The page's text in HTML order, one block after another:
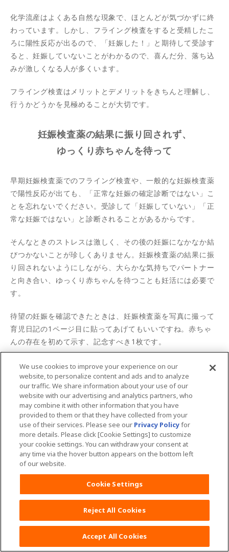
化学流産はよくある自然な現象で、ほとんどが気づかずに終
わっています。しかし、フライング検査をすると受精したこ
ろに陽性反応が出るので、「妊娠した！」と期待して受診す
ると、妊娠していないことがわかるので、喜んだ分、落ち込
みが激しくなる人が多くいます。
フライング検査はメリットとデメリットをきちんと理解し、
行うかどうかを見極めることが大切です。
妊娠検査薬の結果に振り回されず、
ゆっくり赤ちゃんを待って
早期妊娠検査薬でのフライング検査や、一般的な妊娠検査薬
で陽性反応が出ても、「正常な妊娠の確定診断ではない」こ
とを忘れないでください。受診して「妊娠していない」「正
常な妊娠ではない」と診断されることがあるからです。
そんなときのストレスは激しく、その後の妊娠になかなか結
びつかないことが珍しくありません。妊娠検査薬の結果に振
り回されないようにしながら、大らかな気持ちでパートナー
と向き合い、ゆっくり赤ちゃんを待つことも妊活には必要で
す。
待望の妊娠を確認できたときは、妊娠検査薬を写真に撮って
育児日記の1ページ目に貼ってあげてもいいですね。赤ちゃ
んの存在を初めて示す、記念すべき1枚です。
妊娠検査薬以外に妊娠の目安となる初期症状については詳し
くはこちら＞＞
監修／井上レディースクリニック院長 井上裕子先生
はじめてのおむつ交換もあんしんの「おし
りガイド」をご存じですか？
We use cookies to improve your experience on our
website, to personalize content and ads and to analyze
our traffic. We share information about your use of our
website with our advertising and analytics partners, who
may combine it with other information that you have
provided to them or that they have collected from your
use of their services. Please see our Privacy Policyfor
more details. Please click [Cookie Settings] to customize
your cookie settings. You can withdraw your consent at
any time via the hover button appears on the bottom left
of our website.
Cookie Settings
Reject All Cookies
Accept All Cookies